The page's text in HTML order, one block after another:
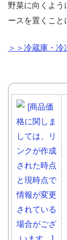
野菜に向くよう
ースを置くこと
＞＞冷蔵庫・